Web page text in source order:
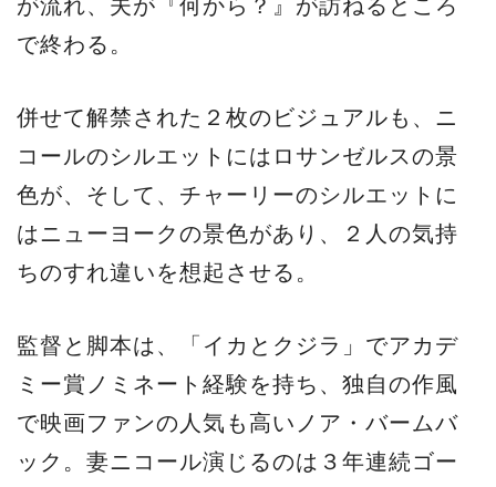
が流れ、夫が『何から？』が訪ねるところ
で終わる。
併せて解禁された２枚のビジュアルも、ニ
コールのシルエットにはロサンゼルスの景
色が、そして、チャーリーのシルエットに
はニューヨークの景色があり、２人の気持
ちのすれ違いを想起させる。
監督と脚本は、「イカとクジラ」でアカデ
ミー賞ノミネート経験を持ち、独自の作風
で映画ファンの人気も高いノア・バームバ
ック。妻ニコール演じるのは３年連続ゴー